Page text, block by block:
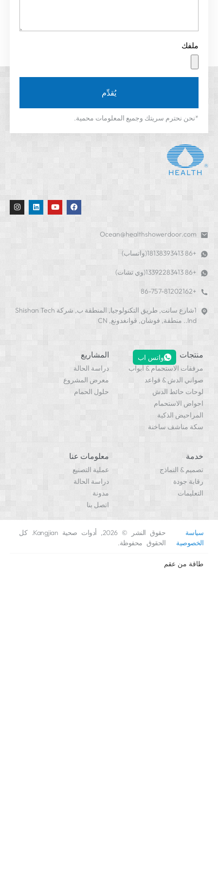
سريتك وجميع المعلومات محمية.
1شارع سانت, طريق التكنولوجيا, المنطقة ب, شركة Shishan Tech
الاستحمام & أبواب
& قواعد
الدش
الذكية
ساخنة
المشاريع
دراسة الحالة
معرض المشروع
حلول الحمام
النماذج
معلومات عنا
عملية التصنيع
دراسة الحالة
حقوق النشر © 2026, أدوات صحية Kangjian. كل
الحقوق محفوظة.
عقم
واتس اب